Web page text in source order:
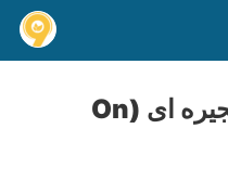
تحلیل آنچین یا درون زنجیره ای (On